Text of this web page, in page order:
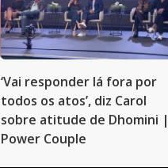
‘Vai responder lá fora por
todos os atos’, diz Carol
sobre atitude de Dhomini |
Power Couple